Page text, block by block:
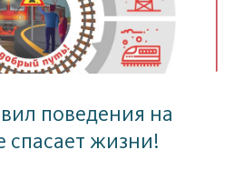
поведения на
спасает жизни!